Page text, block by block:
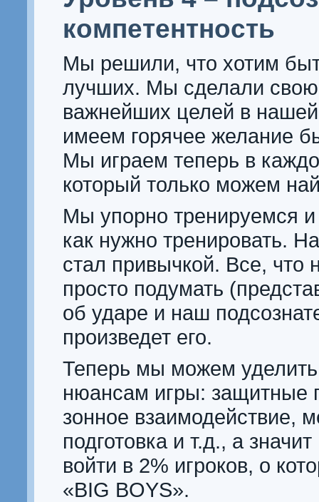
компетентность
Мы решили, что хотим
лучших. Мы сделали свою
важнейших целей в
имеем горячее желание
Мы играем теперь в
который только можем
Мы упорно тренируемся
как нужно тренировать.
стал привычкой. Все, что
просто подумать
об ударе и наш
произведет его.
Теперь мы можем
нюансам игры: защитные
зонное взаимодействие,
подготовка и т.д., а
войти в 2% игроков, о
«BIG BOYS».